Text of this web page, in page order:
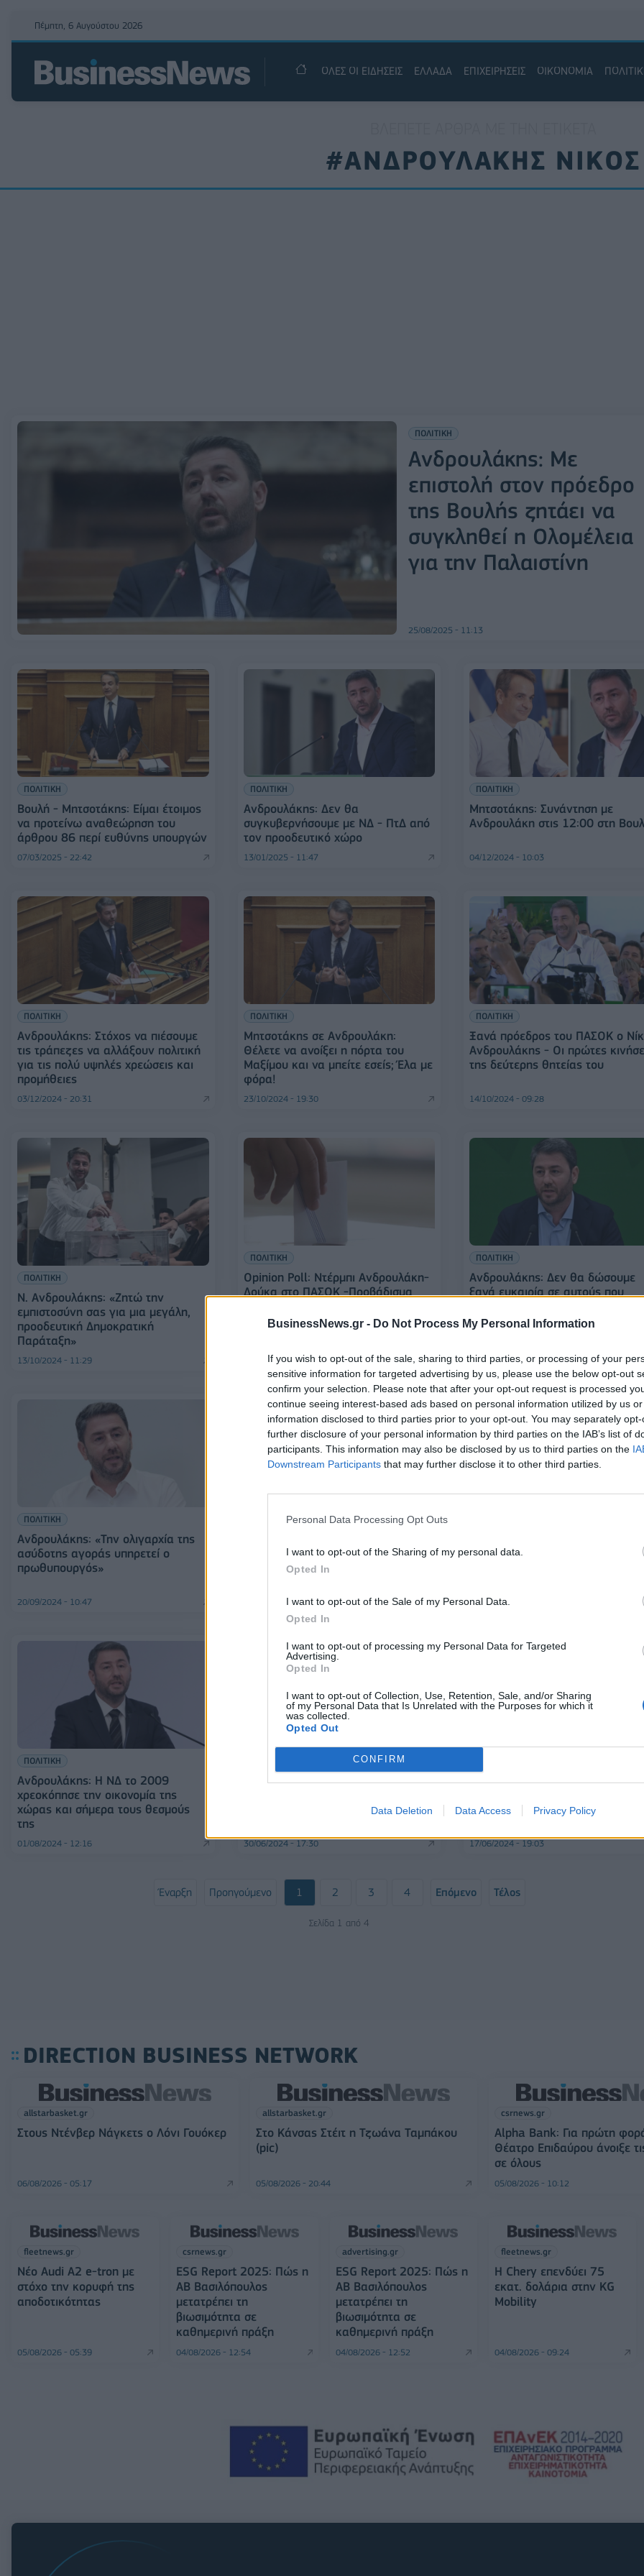
BusinessNews.gr - Do Not Process My Personal Information
If you wish to opt-out of the sale, sharing to third parties, or processing of your
sensitive information for targeted advertising by us, please use the below opt-out
confirm your selection. Please note that after your opt-out request is processed
continue seeing interest-based ads based on personal information utilized by us
information disclosed to third parties prior to your opt-out. You may separately
further disclosure of your personal information by third parties on the IAB’s list of
participants. This information may also be disclosed by us to third parties on the
Downstream Participants that may further disclose it to other third parties.
Personal Data Processing Opt Outs
I want to opt-out of the Sharing of my personal data.
Opted In
I want to opt-out of the Sale of my Personal Data.
Opted In
I want to opt-out of processing my Personal Data for Targeted
Advertising.
Opted In
I want to opt-out of Collection, Use, Retention, Sale, and/or Sharing
of my Personal Data that Is Unrelated with the Purposes for which it
was collected.
Opted Out
CONFIRM
Data Deletion Data Access Privacy Policy
Πέμπτη, 6 Αυγούστου 2026
ΟΛΕΣ ΟΙ ΕΙΔΗΣΕΙΣ ΕΛΛΑΔΑ ΕΠΙΧΕΙΡΗΣΕΙΣ ΟΙΚΟΝΟΜΙΑ
#ΑΝΔΡΟΥΛΑΚΗΣ ΝΙΚΟΣ
ΠΟΛΙΤΙΚΗ
Ανδρουλάκης: Με
επιστολή στον πρόεδρο
της Βουλής ζητάει να
συγκληθεί η Ολομέλεια
για την Παλαιστίνη
25/08/2025 - 11:13
ΠΟΛΙΤΙΚΗ
Βουλή - Μητσοτάκης: Είμαι έτοιμος
να προτείνω αναθεώρηση του
άρθρου 86 περί ευθύνης υπουργών
07/03/2025 - 22:42
ΠΟΛΙΤΙΚΗ
Ανδρουλάκης: Δεν θα
συγκυβερνήσουμε με ΝΔ - ΠτΔ από
τον προοδευτικό χώρο
13/01/2025 - 11:47
ΠΟΛΙΤΙΚΗ
Μητσοτάκης: Συνάντηση με
Ανδρουλάκη στις 12:00 στη
04/12/2024 - 10:03
ΠΟΛΙΤΙΚΗ
Ανδρουλάκης: Στόχος να πιέσουμε
τις τράπεζες να αλλάξουν πολιτική
για τις πολύ υψηλές χρεώσεις και
προμήθειες
03/12/2024 - 20:31
ΠΟΛΙΤΙΚΗ
Μητσοτάκης σε Ανδρουλάκη:
Θέλετε να ανοίξει η πόρτα του
Μαξίμου και να μπείτε εσείς; Έλα με
φόρα!
23/10/2024 - 19:30
ΠΟΛΙΤΙΚΗ
Ξανά πρόεδρος του ΠΑΣΟΚ ο
Ανδρουλάκης - Οι πρώτες
της δεύτερης θητείας του
14/10/2024 - 09:28
ΠΟΛΙΤΙΚΗ
Ν. Ανδρουλάκης: «Ζητώ την
εμπιστοσύνη σας για μια μεγάλη,
προοδευτική Δημοκρατική
Παράταξη»
13/10/2024 - 11:29
ΠΟΛΙΤΙΚΗ
Opinion Poll: Ντέρμπι Ανδρουλάκη-
Δούκα στο ΠΑΣΟΚ -Προβάδισμα
30/09/2024 - 20:20
ΠΟΛΙΤΙΚΗ
Ανδρουλάκης: Δεν θα δώσουμε
ξανά ευκαιρία σε αυτούς που
21/09/2024 - 14:48
ΠΟΛΙΤΙΚΗ
Ανδρουλάκης: «Την ολιγαρχία της
ασύδοτης αγοράς υπηρετεί ο
πρωθυπουργός»
20/09/2024 - 10:47
ΠΟΛΙΤΙΚΗ
υπεύθυνη, προοδευτική πολιτική και
αυτήν θέλουμε να ασκήσουμε ως
31/08/2024 - 17:35
θεσμούς στον βωμό της
04/08/2024 - 11:02
ΠΟΛΙΤΙΚΗ
Ανδρουλάκης: Η ΝΔ το 2009
χρεοκόπησε την οικονομία της
χώρας και σήμερα τους θεσμούς
της
01/08/2024 - 12:16
Ανδρουλάκης: Εσωκομματικές
Οκτωβρίου- Δεν θα γίνω πρόεδρος
30/06/2024 - 17:30
Ανδρουλάκης: Δεν θα δεχτώ
έτοιμος να αξιολογηθώ από τη
17/06/2024 - 19:03
Έναρξη Προηγούμενο 1 2 3 4 Επόμενο Τέλος
Σελίδα 1 από 4
DIRECTION BUSINESS NETWORK
allstarbasket.gr
Στους Ντένβερ Νάγκετς ο Λόνι Γουόκερ
06/08/2026 - 05:17
allstarbasket.gr
Στο Κάνσας Στέιτ η Τζωάνα Ταμπάκου
(pic)
05/08/2026 - 20:44
csrnews.gr
Alpha Bank: Για πρώτη
Θέατρο Επιδαύρου άνοιξε
σε όλους
05/08/2026 - 10:12
fleetnews.gr
Νέο Audi A2 e-tron με
στόχο την κορυφή της
αποδοτικότητας
05/08/2026 - 05:39
csrnews.gr
ESG Report 2025: Πώς η
ΑΒ Βασιλόπουλος
μετατρέπει τη
βιωσιμότητα σε
καθημερινή πράξη
04/08/2026 - 12:54
advertising.gr
ESG Report 2025: Πώς η
ΑΒ Βασιλόπουλος
μετατρέπει τη
βιωσιμότητα σε
καθημερινή πράξη
04/08/2026 - 12:52
fleetnews.gr
Η Chery επενδύει 75
εκατ. δολάρια στην KG
Mobility
04/08/2026 - 09:24